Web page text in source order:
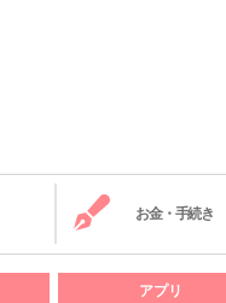
お金・手続き
アプリ